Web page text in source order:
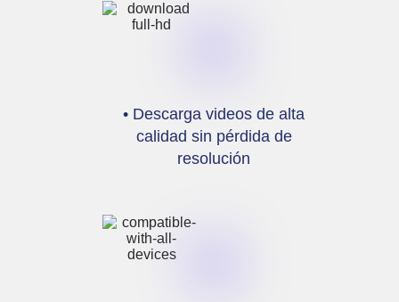
• Descarga videos de alta
calidad sin pérdida de
resolución